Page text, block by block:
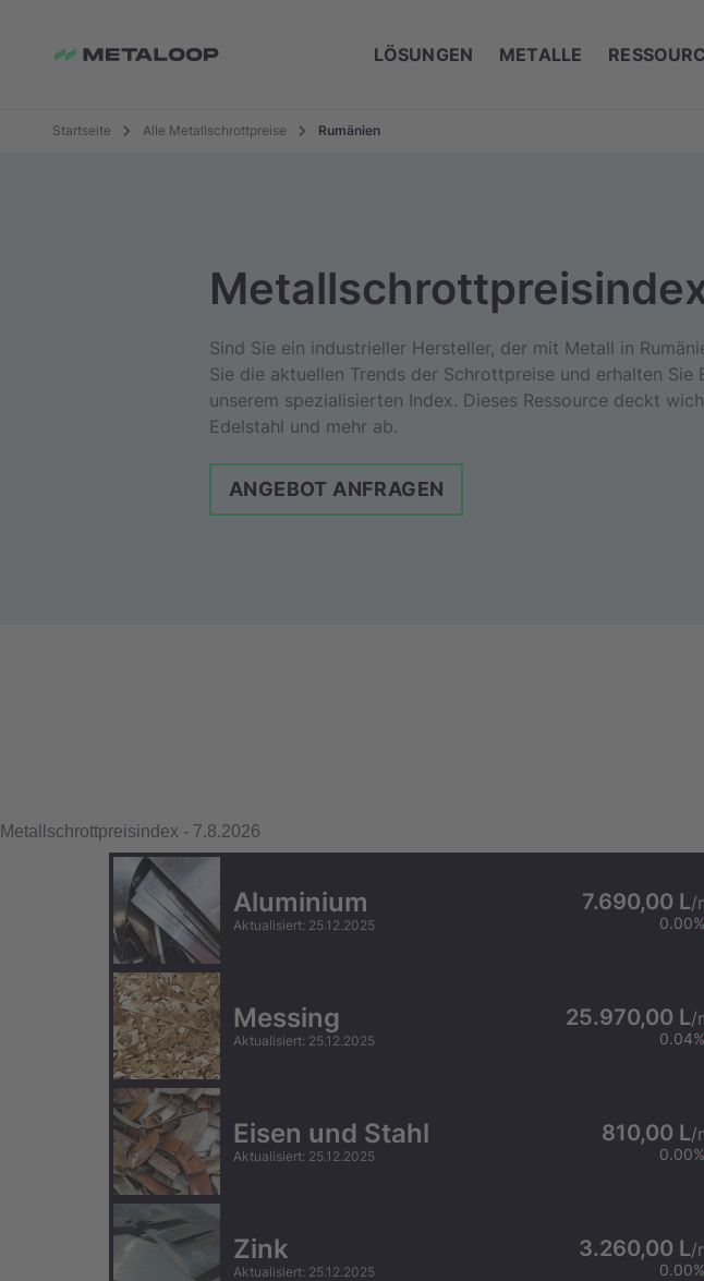
LÖSUNGEN METALLE
Startseite Alle Metallschrottpreise Rumänien
Sind Sie ein industrieller Hersteller, der mit Metall in
Sie die aktuellen Trends der Schrottpreise und erhalten
unserem spezialisierten Index. Dieses Ressource deckt
Edelstahl und mehr ab.
ANGEBOT ANFRAGEN
Metallschrottpreisindex - 7.8.2026
Aluminium
Aktualisiert: 25.12.2025
7.690,00 L/
0.00%
Messing
Aktualisiert: 25.12.2025
25.970,00 L/
0.04%
Eisen und Stahl
Aktualisiert: 25.12.2025
810,00 L/
0.00%
Zink
Aktualisiert: 25.12.2025
3.260,00 L/
0.00%